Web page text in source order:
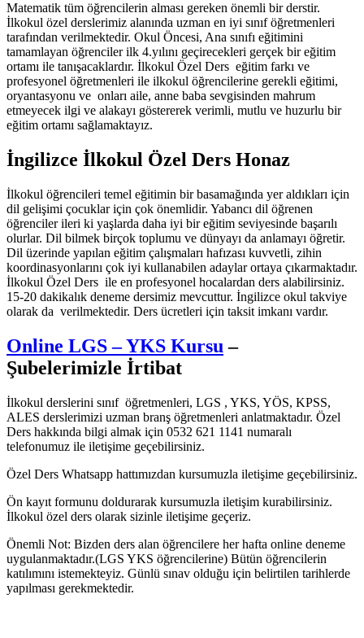
Matematik tüm öğrencilerin alması gereken önemli bir derstir.
İlkokul özel derslerimiz alanında uzman en iyi sınıf öğretmenleri
tarafından verilmektedir. Okul Öncesi, Ana sınıfı eğitimini
tamamlayan öğrenciler ilk 4.yılını geçirecekleri gerçek bir eğitim
ortamı ile tanışacaklardır. İlkokul Özel Ders eğitim farkı ve
profesyonel öğretmenleri ile ilkokul öğrencilerine gerekli eğitimi,
oryantasyonu ve onları aile, anne baba sevgisinden mahrum
etmeyecek ilgi ve alakayı göstererek verimli, mutlu ve huzurlu bir
eğitim ortamı sağlamaktayız.
İngilizce İlkokul Özel Ders Honaz
İlkokul öğrencileri temel eğitimin bir basamağında yer aldıkları için
dil gelişimi çocuklar için çok önemlidir. Yabancı dil öğrenen
öğrenciler ileri ki yaşlarda daha iyi bir eğitim seviyesinde başarılı
olurlar. Dil bilmek birçok toplumu ve dünyayı da anlamayı öğretir.
Dil üzerinde yapılan eğitim çalışmaları hafızası kuvvetli, zihin
koordinasyonlarını çok iyi kullanabilen adaylar ortaya çıkarmaktadır.
İlkokul Özel Ders ile en profesyonel hocalardan ders alabilirsiniz.
15-20 dakikalık deneme dersimiz mevcuttur. İngilizce okul takviye
olarak da verilmektedir. Ders ücretleri için taksit imkanı vardır.
Online LGS – YKS Kursu –
Şubelerimizle İrtibat
İlkokul derslerini sınıf öğretmenleri, LGS , YKS, YÖS, KPSS,
ALES derslerimizi uzman branş öğretmenleri anlatmaktadır. Özel
Ders hakkında bilgi almak için 0532 621 1141 numaralı
telefonumuz ile iletişime geçebilirsiniz.
Özel Ders Whatsapp hattımızdan kursumuzla iletişime geçebilirsiniz.
Ön kayıt formunu doldurarak kursumuzla iletişim kurabilirsiniz.
İlkokul özel ders olarak sizinle iletişime geçeriz.
Önemli Not: Bizden ders alan öğrencilere her hafta online deneme
uygulanmaktadır.(LGS YKS öğrencilerine) Bütün öğrencilerin
katılımını istemekteyiz. Günlü sınav olduğu için belirtilen tarihlerde
yapılması gerekmektedir.